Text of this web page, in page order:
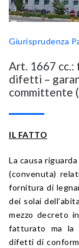
Giurisprudenza
Art. 1667
difetti –
committente
IL FATTO
La causa
(convenuta)
fornitura di
dei solai
mezzo decreto
fatturato ma la
difetti di